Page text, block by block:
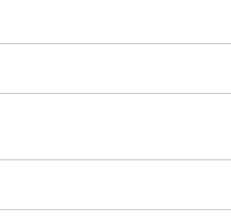
ためブラウザーに自分の
てください。